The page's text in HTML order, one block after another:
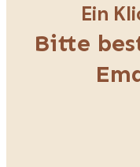
Ein
Bitte